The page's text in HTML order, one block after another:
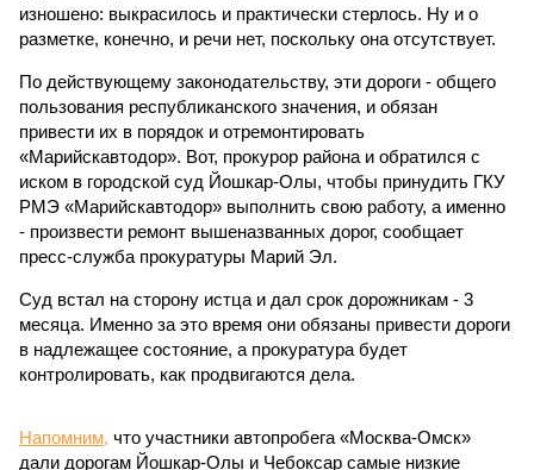
изношено: выкрасилось и практически стерлось. Ну и о
разметке, конечно, и речи нет, поскольку она отсутствует.
По действующему законодательству, эти дороги - общего
пользования республиканского значения, и обязан
привести их в порядок и отремонтировать
«Марийскавтодор». Вот, прокурор района и обратился с
иском в городской суд Йошкар-Олы, чтобы принудить ГКУ
РМЭ «Марийскавтодор» выполнить свою работу, а именно
- произвести ремонт вышеназванных дорог, сообщает
пресс-служба прокуратуры Марий Эл.
Суд встал на сторону истца и дал срок дорожникам - 3
месяца. Именно за это время они обязаны привести дороги
в надлежащее состояние, а прокуратура будет
контролировать, как продвигаются дела.
Напомним, что участники автопробега «Москва-Омск»
дали дорогам Йошкар-Олы и Чебоксар самые низкие